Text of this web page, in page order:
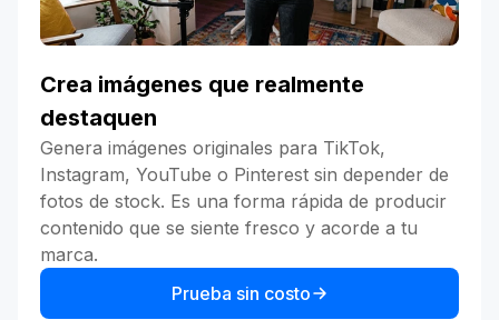
Crea imágenes que realmente
destaquen
Genera imágenes originales para TikTok,
Instagram, YouTube o Pinterest sin depender de
fotos de stock. Es una forma rápida de producir
contenido que se siente fresco y acorde a tu
marca.
Prueba sin costo